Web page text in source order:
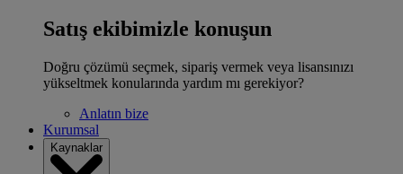
Satış ekibimizle konuşun
Doğru çözümü seçmek, sipariş vermek veya lisansınızı
yükseltmek konularında yardım mı gerekiyor?
Anlatın bize
Kurumsal
Kaynaklar